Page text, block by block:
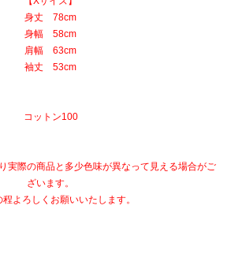
身丈 78cm
身幅 58cm
肩幅 63cm
袖丈 53cm
コットン100
実際の商品と多少色味が異なって見える場合がご
ざいます。
程よろしくお願いいたします。